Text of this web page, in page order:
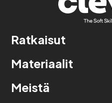
Ratkaisut
Materiaalit
Meistä